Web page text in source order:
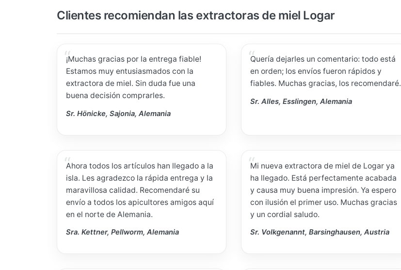
Clientes recomiendan las extractoras de miel Logar
¡Muchas gracias por la entrega fiable!
Estamos muy entusiasmados con la
extractora de miel. Sin duda fue una
buena decisión comprarles.
Sr. Hönicke, Sajonia, Alemania
Quería dejarles un comentario: todo está
en orden; los envíos fueron rápidos y
fiables. Muchas gracias, los recomendaré.
Sr. Alles, Esslingen, Alemania
Ahora todos los artículos han llegado a la
isla. Les agradezco la rápida entrega y la
maravillosa calidad. Recomendaré su
envío a todos los apicultores amigos aquí
en el norte de Alemania.
Sra. Kettner, Pellworm, Alemania
Mi nueva extractora de miel de Logar ya
ha llegado. Está perfectamente acabada
y causa muy buena impresión. Ya espero
con ilusión el primer uso. Muchas gracias
y un cordial saludo.
Sr. Volkgenannt, Barsinghausen, Austria